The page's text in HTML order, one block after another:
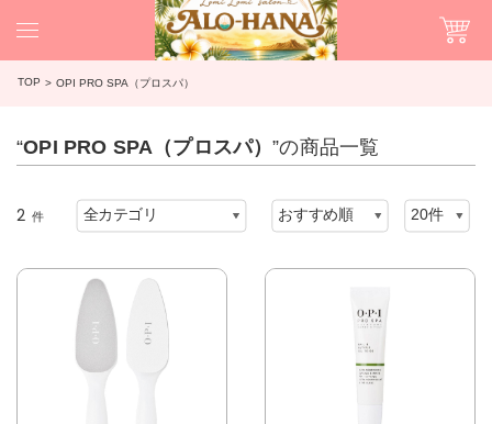
TOP OPI PRO SPA（プロスパ）
“OPI PRO SPA（プロスパ）”の商品一覧
2 件